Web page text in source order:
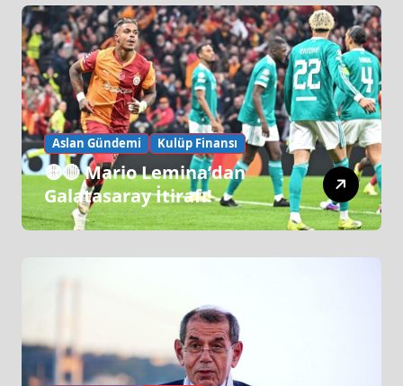
Aslan Gündemi Kulüp Finansı
🟡🔴 Mario Lemina’dan
Galatasaray İtirafı!